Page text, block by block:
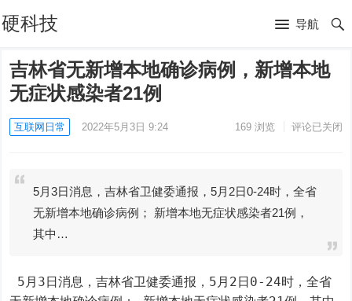
硬科技 导航
吉林省无新增本地确诊病例，新增本地
无症状感染者21例
互联网日常 2022年5月3日 9:24 169浏览 评论已关闭
5月3日消息，吉林省卫健委通报，5月2日0-24时，全省
无新增本地确诊病例； 新增本地无症状感染者21例，
其中…